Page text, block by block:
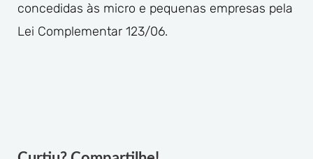
concedidas às micro e pequenas empresas pela
Lei Complementar 123/06.